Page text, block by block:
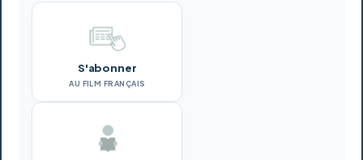
S'abonner
AU FILM FRANÇAIS